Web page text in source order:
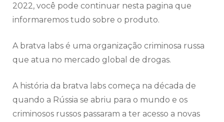
2022, você pode continuar nesta pagina que
informaremos tudo sobre o produto.
A bratva labs é uma organização criminosa russa
que atua no mercado global de drogas.
A história da bratva labs começa na década de
quando a Rússia se abriu para o mundo e os
criminosos russos passaram a ter acesso a novas